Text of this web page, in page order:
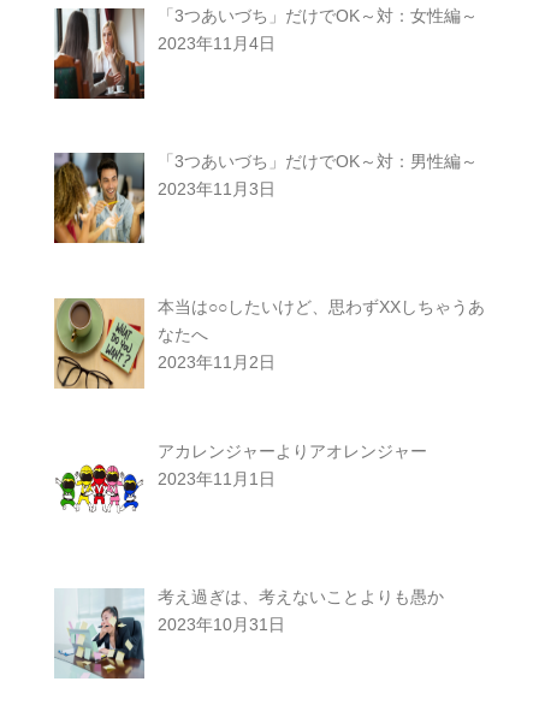
「3つあいづち」だけでOK～対：女性編～
2023年11月4日
「3つあいづち」だけでOK～対：男性編～
2023年11月3日
本当は○○したいけど、思わずXXしちゃうあ
なたへ
2023年11月2日
アカレンジャーよりアオレンジャー
2023年11月1日
考え過ぎは、考えないことよりも愚か
2023年10月31日